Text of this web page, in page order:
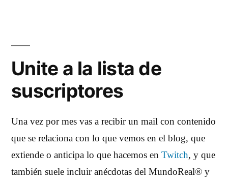
Unite a la lista de
suscriptores
Una vez por mes vas a recibir un mail con contenido
que se relaciona con lo que vemos en el blog, que
extiende o anticipa lo que hacemos en Twitch, y que
también suele incluir anécdotas del MundoReal® y